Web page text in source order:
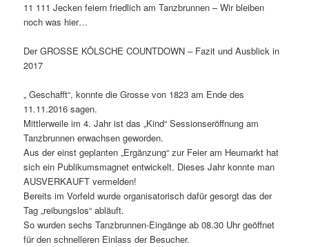
11 111 Jecken feiern friedlich am Tanzbrunnen – Wir bleiben
noch was hier…
Der GROSSE KÖLSCHE COUNTDOWN – Fazit und Ausblick in
2017
„ Geschafft“, konnte die Grosse von 1823 am Ende des
11.11.2016 sagen.
Mittlerweile im 4. Jahr ist das „Kind“ Sessionseröffnung am
Tanzbrunnen erwachsen geworden.
Aus der einst geplanten „Ergänzung“ zur Feier am Heumarkt hat
sich ein Publikumsmagnet entwickelt. Dieses Jahr konnte man
AUSVERKAUFT vermelden!
Bereits im Vorfeld wurde organisatorisch dafür gesorgt das der
Tag „reibungslos“ abläuft.
So wurden sechs Tanzbrunnen-Eingänge ab 08.30 Uhr geöffnet
für den schnelleren Einlass der Besucher.